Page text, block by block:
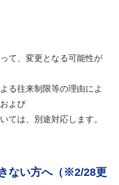
て、変更となる可能性が
る往来制限等の理由によ
よび
は、別途対応します。
ない方へ（※2/28更